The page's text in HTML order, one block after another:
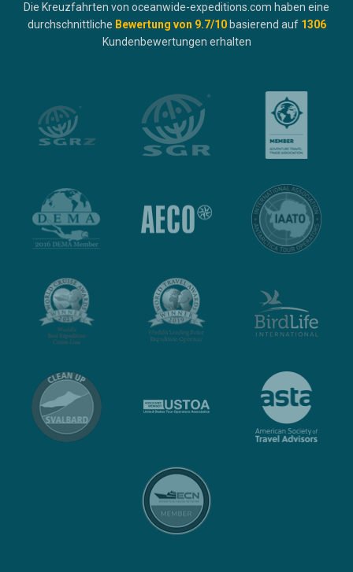
Die Kreuzfahrten von oceanwide-expeditions.com haben eine
durchschnittliche Bewertung von 9.7/10 basierend auf 1306
Kundenbewertungen erhalten